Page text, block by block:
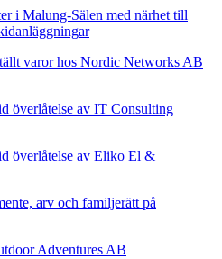
i Malung-Sälen med närhet till
varor hos Nordic Networks AB
överlåtelse av IT Consulting
överlåtelse av Eliko El &
arv och familjerätt på
Adventures AB